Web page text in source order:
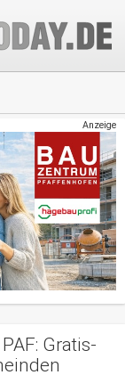
Anzeige
Gratis-